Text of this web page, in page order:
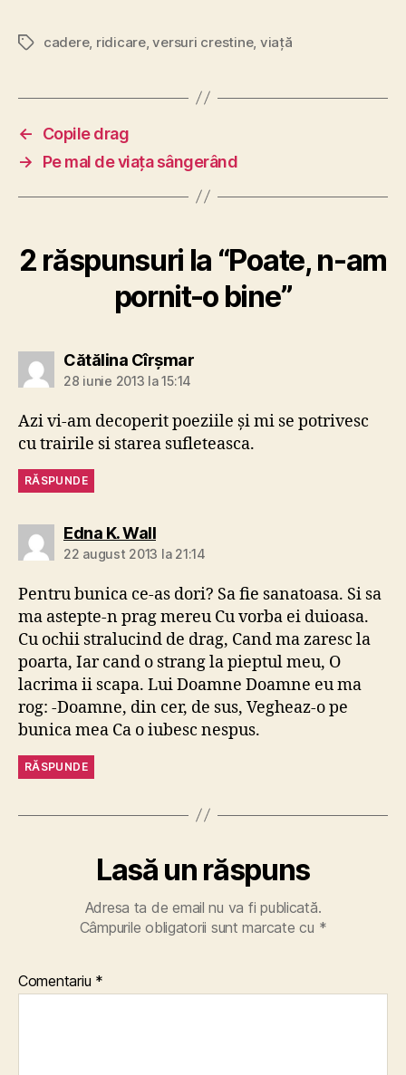
Etichete
cadere, ridicare,versuri crestine, viaţă
←
Copile drag
→
Pe mal de viața sângerând
2 răspunsuri la “Poate, n-am
pornit-o bine”
Cătălina Cîrşmarspune:
28 iunie 2013 la 15:14
Azi vi-am decoperit poeziile şi mi se potrivesc
cu trairile si starea sufleteasca.
RĂSPUNDE
Edna K. Wallspune:
22 august 2013 la 21:14
Pentru bunica ce-as dori? Sa fie sanatoasa. Si sa
ma astepte-n prag mereu Cu vorba ei duioasa.
Cu ochii stralucind de drag, Cand ma zaresc la
poarta, Iar cand o strang la pieptul meu, O
lacrima ii scapa. Lui Doamne Doamne eu ma
rog: -Doamne, din cer, de sus, Vegheaz-o pe
bunica mea Ca o iubesc nespus.
RĂSPUNDE
Lasă un răspuns
Adresa ta de email nu va fi publicată.
Câmpurile obligatorii sunt marcate cu *
Comentariu *